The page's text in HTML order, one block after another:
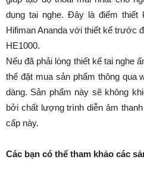
dụng tai nghe. Đây là điểm thiết
Hifiman Ananda với thiết kế trước
HE1000.
Nếu đã phải lòng thiết kế tai nghe
thể đặt mua sản phẩm thông qua
dàng. Sản phẩm này sẽ không
bởi chất lượng trình diễn âm
cấp này.
Các bạn có thể tham khảo các